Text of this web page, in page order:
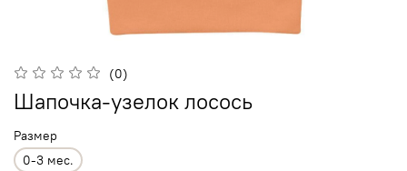
(0)
Шапочка-узелок лосось
Размер
0-3 мес.